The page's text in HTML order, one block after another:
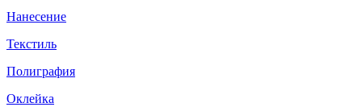
Нанесение
Текстиль
Полиграфия
Оклейка